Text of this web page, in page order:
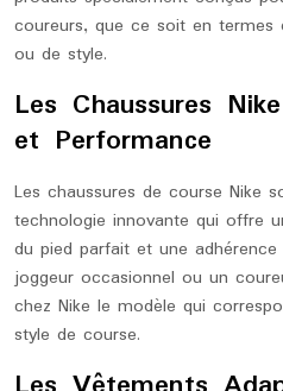
coureurs, que ce soit en
ou de style.
Les Chaussures
et Performance
Les chaussures de course Nike
technologie innovante qui offre
du pied parfait et une
joggeur occasionnel ou un
chez Nike le modèle qui
style de course.